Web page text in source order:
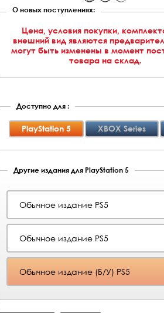
О новых поступлениях:
Цена, условия покупки,
внешний вид являются
могут быть изменены в момент
товара на склад.
Доступно для :
PlayStation 5 XBOX Series
Другие издания для PlayStation 5
Обычное издание PS5
Обычное издание PS5
Обычное издание (Б/У) PS5